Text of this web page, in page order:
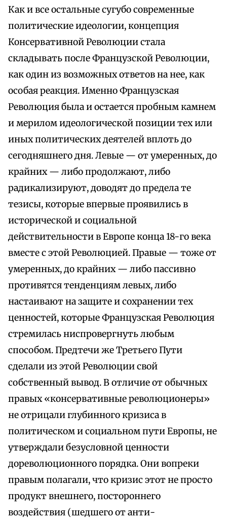
Как и все остальные сугубо современные
политические идеологии, концепция
Консервативной Революции стала
складывать после Французской Революции,
как один из возможных ответов на нее, как
особая реакция. Именно Французская
Революция была и остается пробным камнем
и мерилом идеологической позиции тех или
иных политических деятелей вплоть до
сегодняшнего дня. Левые — от умеренных, до
крайних — либо продолжают, либо
радикализируют, доводят до предела те
тезисы, которые впервые проявились в
исторической и социальной
действительности в Европе конца 18-го века
вместе с этой Революцией. Правые — тоже от
умеренных, до крайних — либо пассивно
противятся тенденциям левых, либо
настаивают на защите и сохранении тех
ценностей, которые Французская Революция
стремилась ниспровергнуть любым
способом. Предтечи же Третьего Пути
сделали из этой Революции свой
собственный вывод. В отличие от обычных
правых «консервативные революционеры»
не отрицали глубинного кризиса в
политическом и социальном пути Европы, не
утверждали безусловной ценности
дореволюционного порядка. Они вопреки
правым полагали, что кризис этот не просто
продукт внешнего, постороннего
воздействия (шедшего от анти-